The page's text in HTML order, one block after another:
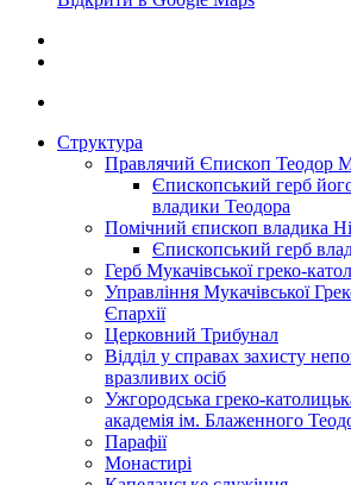
Структура
Правлячий Єпископ Теодор
Єпископський герб
владики Теодора
Помічний єпископ владика
Єпископський герб
Герб Мукачівської греко-
Управління Мукачівської
Єпархії
Церковний Трибунал
Відділ у справах захисту
вразливих осіб
Ужгородська греко-
академія ім. Блаженного
Парафії
Монастирі